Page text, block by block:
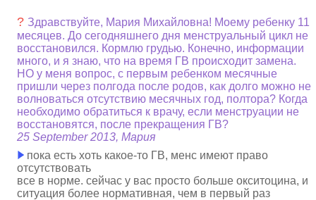
? Здравствуйте, Мария Михайловна! Моему ребенку 11
месяцев. До сегодняшнего дня менструальный цикл не
восстановился. Кормлю грудью. Конечно, информации
много, и я знаю, что на время ГВ происходит замена.
НО у меня вопрос, с первым ребенком месячные
пришли через полгода после родов, как долго можно не
волноваться отсутствию месячных год, полтора? Когда
необходимо обратиться к врачу, если менструации не
восстановятся, после прекращения ГВ?
25 September 2013, Мария
пока есть хоть какое-то ГВ, менс имеют право
отсутствовать
все в норме. сейчас у вас просто больше окситоцина, и
ситуация более нормативная, чем в первый раз